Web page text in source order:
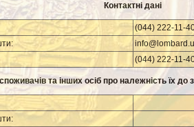
Контактні дані
(044) 222-11-
(044) 222-11-
та інших осіб про належність їх до